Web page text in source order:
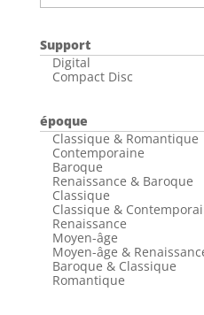
Support
Digital
Compact Disc
époque
Classique & Romantique
Contemporaine
Baroque
Renaissance & Baroque
Classique
Classique &
Renaissance
Moyen-âge
Moyen-âge &
Baroque & Classique
Romantique